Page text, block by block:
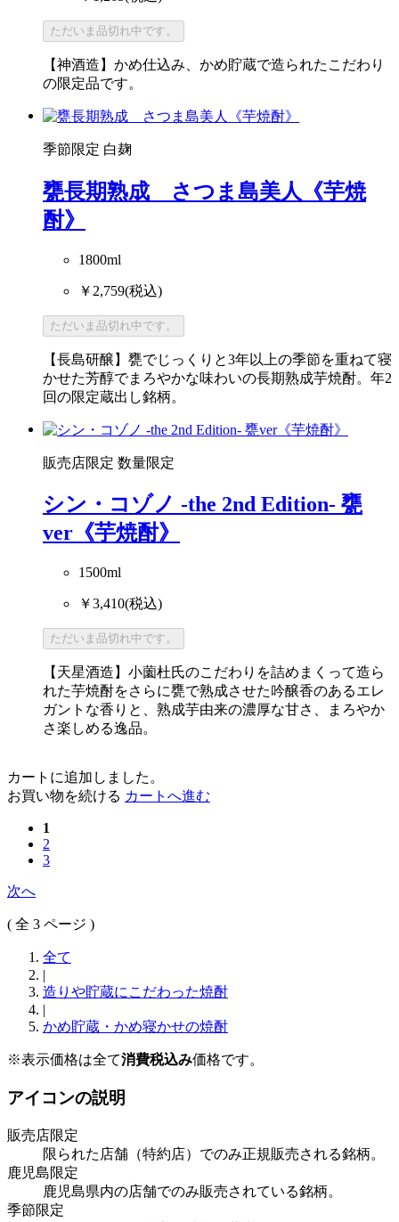
ただいま品切れ中です。
【神酒造】かめ仕込み、かめ貯蔵で造られたこだわり
の限定品です。
季節限定 白麹
甕長期熟成 さつま島美人《芋焼
酎》
1800ml
￥2,759(税込)
ただいま品切れ中です。
【長島研醸】甕でじっくりと3年以上の季節を重ねて寝
かせた芳醇でまろやかな味わいの長期熟成芋焼酎。年2
回の限定蔵出し銘柄。
販売店限定 数量限定
シン・コゾノ -the 2nd Edition- 甕
ver《芋焼酎》
1500ml
￥3,410(税込)
ただいま品切れ中です。
【天星酒造】小薗杜氏のこだわりを詰めまくって造ら
れた芋焼酎をさらに甕で熟成させた吟醸香のあるエレ
ガントな香りと、熟成芋由来の濃厚な甘さ、まろやか
さ楽しめる逸品。
カートに追加しました。
お買い物を続ける カートへ進む
1
2
3
次へ
( 全 3 ページ )
全て
造りや貯蔵にこだわった焼酎
かめ貯蔵・かめ寝かせの焼酎
※表示価格は全て消費税込み価格です。
アイコンの説明
販売店限定
限られた店舗（特約店）でのみ正規販売される銘柄。
鹿児島限定
鹿児島県内の店舗でのみ販売されている銘柄。
季節限定